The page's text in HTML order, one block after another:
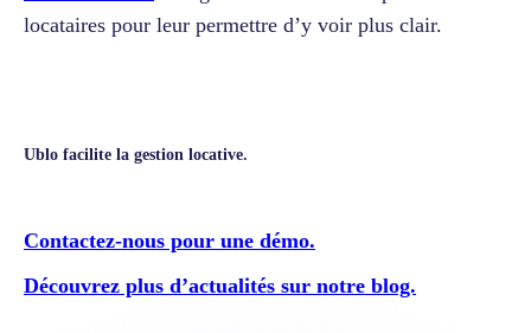
locataires pour leur permettre d’y voir plus clair.
Ublo facilite la gestion locative.
Contactez-nous pour une démo.
Découvrez plus d’actualités sur notre blog.